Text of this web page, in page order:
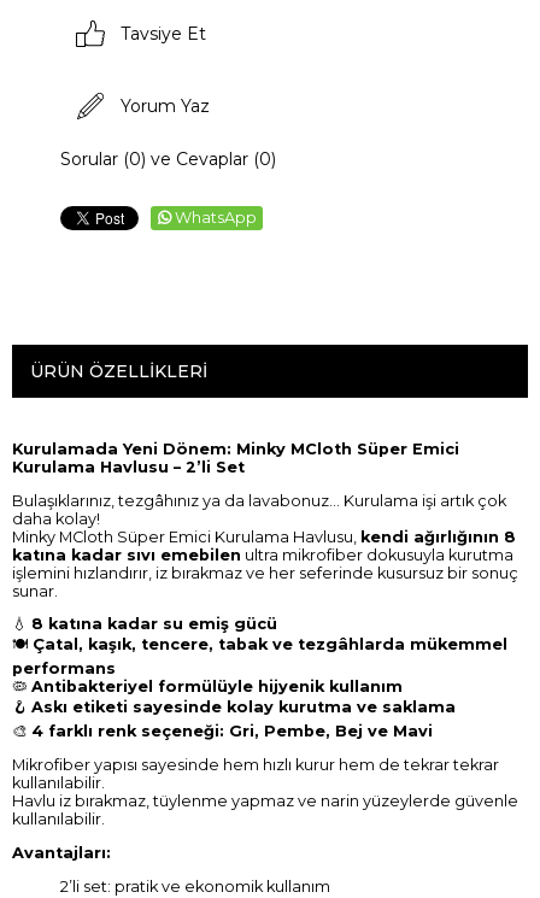
Tavsiye Et
Yorum Yaz
Sorular (0) ve Cevaplar (0)
WhatsApp
ÜRÜN ÖZELLIKLERI
Kurulamada Yeni Dönem: Minky MCloth Süper Emici
Kurulama Havlusu – 2’li Set
Bulaşıklarınız, tezgâhınız ya da lavabonuz… Kurulama işi artık çok
daha kolay!
Minky MCloth Süper Emici Kurulama Havlusu, kendi ağırlığının 8
katına kadar sıvı emebilen ultra mikrofiber dokusuyla kurutma
işlemini hızlandırır, iz bırakmaz ve her seferinde kusursuz bir sonuç
sunar.
💧 8 katına kadar su emiş gücü
🍽️ Çatal, kaşık, tencere, tabak ve tezgâhlarda mükemmel
performans
🦠 Antibakteriyel formülüyle hijyenik kullanım
🪝 Askı etiketi sayesinde kolay kurutma ve saklama
🎨 4 farklı renk seçeneği: Gri, Pembe, Bej ve Mavi
Mikrofiber yapısı sayesinde hem hızlı kurur hem de tekrar tekrar
kullanılabilir.
Havlu iz bırakmaz, tüylenme yapmaz ve narin yüzeylerde güvenle
kullanılabilir.
Avantajları:
2’li set: pratik ve ekonomik kullanım